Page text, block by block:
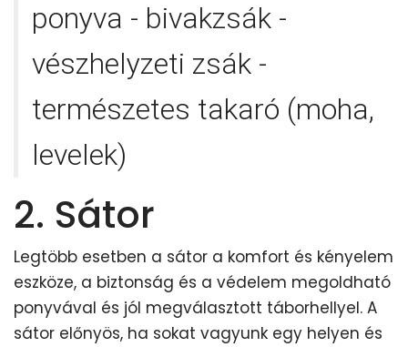
ponyva - bivakzsák -
vészhelyzeti zsák -
természetes takaró (moha,
levelek)
2. Sátor
Legtöbb esetben a sátor a komfort és kényelem
eszköze, a biztonság és a védelem megoldható
ponyvával és jól megválasztott táborhellyel. A
sátor előnyös, ha sokat vagyunk egy helyen és